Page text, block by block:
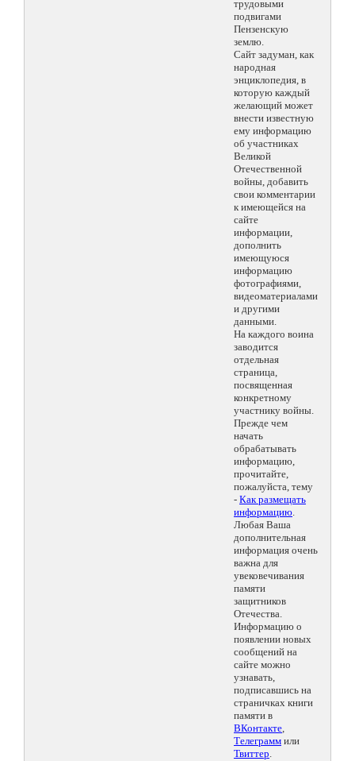
трудовыми
подвигами
Пензенскую
землю.
Сайт задуман, как
народная
энциклопедия, в
которую каждый
желающий может
внести известную
ему информацию
об участниках
Великой
Отечественной
войны, добавить
свои комментарии
к имеющейся на
сайте
информации,
дополнить
имеющуюся
информацию
фотографиями,
видеоматериалами
и другими
данными.
На каждого воина
заводится
отдельная
страница,
посвященная
конкретному
участнику войны.
Прежде чем
начать
обрабатывать
информацию,
прочитайте,
пожалуйста, тему
- Как размещать
информацию.
Любая Ваша
дополнительная
информация очень
важна для
увековечивания
памяти
защитников
Отечества.
Информацию о
появлении новых
сообщений на
сайте можно
узнавать,
подписавшись на
страничках книги
памяти в
ВКонтакте,
Телеграмм или
Твиттер.